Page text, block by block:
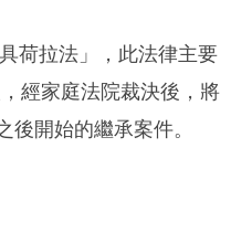
荷拉法」，此法律主要
經家庭法院裁決後，將
開始的繼承案件。